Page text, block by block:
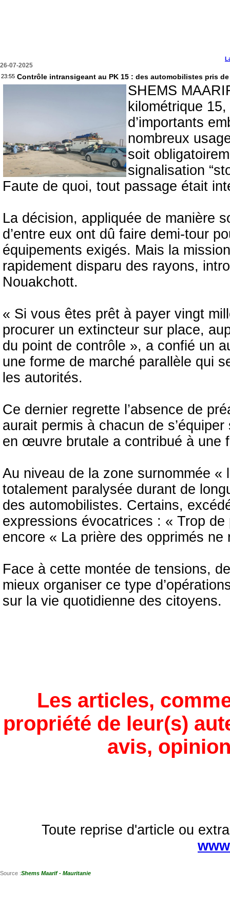
26-07-2025
23:55 Contrôle intransigeant au PK 15 : des automobilistes pris
SHEMS
kilométrique
d’importants
nombreux
soit
signalisation
Faute de quoi, tout passage était
La décision, appliquée de manière
d’entre eux ont dû faire demi-tour
équipements exigés. Mais la
rapidement disparu des rayons,
Nouakchott.
« Si vous êtes prêt à payer vingt
procurer un extincteur sur place,
du point de contrôle », a confié un
une forme de marché parallèle qui
les autorités.
Ce dernier regrette l’absence de
aurait permis à chacun de
en œuvre brutale a contribué à une
Au niveau de la zone surnommée «
totalement paralysée durant de
des automobilistes. Certains,
expressions évocatrices : « Trop
encore « La prière des opprimés
Face à cette montée de tensions,
mieux organiser ce type
sur la vie quotidienne des citoyens.
Les articles,
propriété de leur(s)
avis,
Toute reprise d'article ou
Source :Shems Maarif - Mauritanie